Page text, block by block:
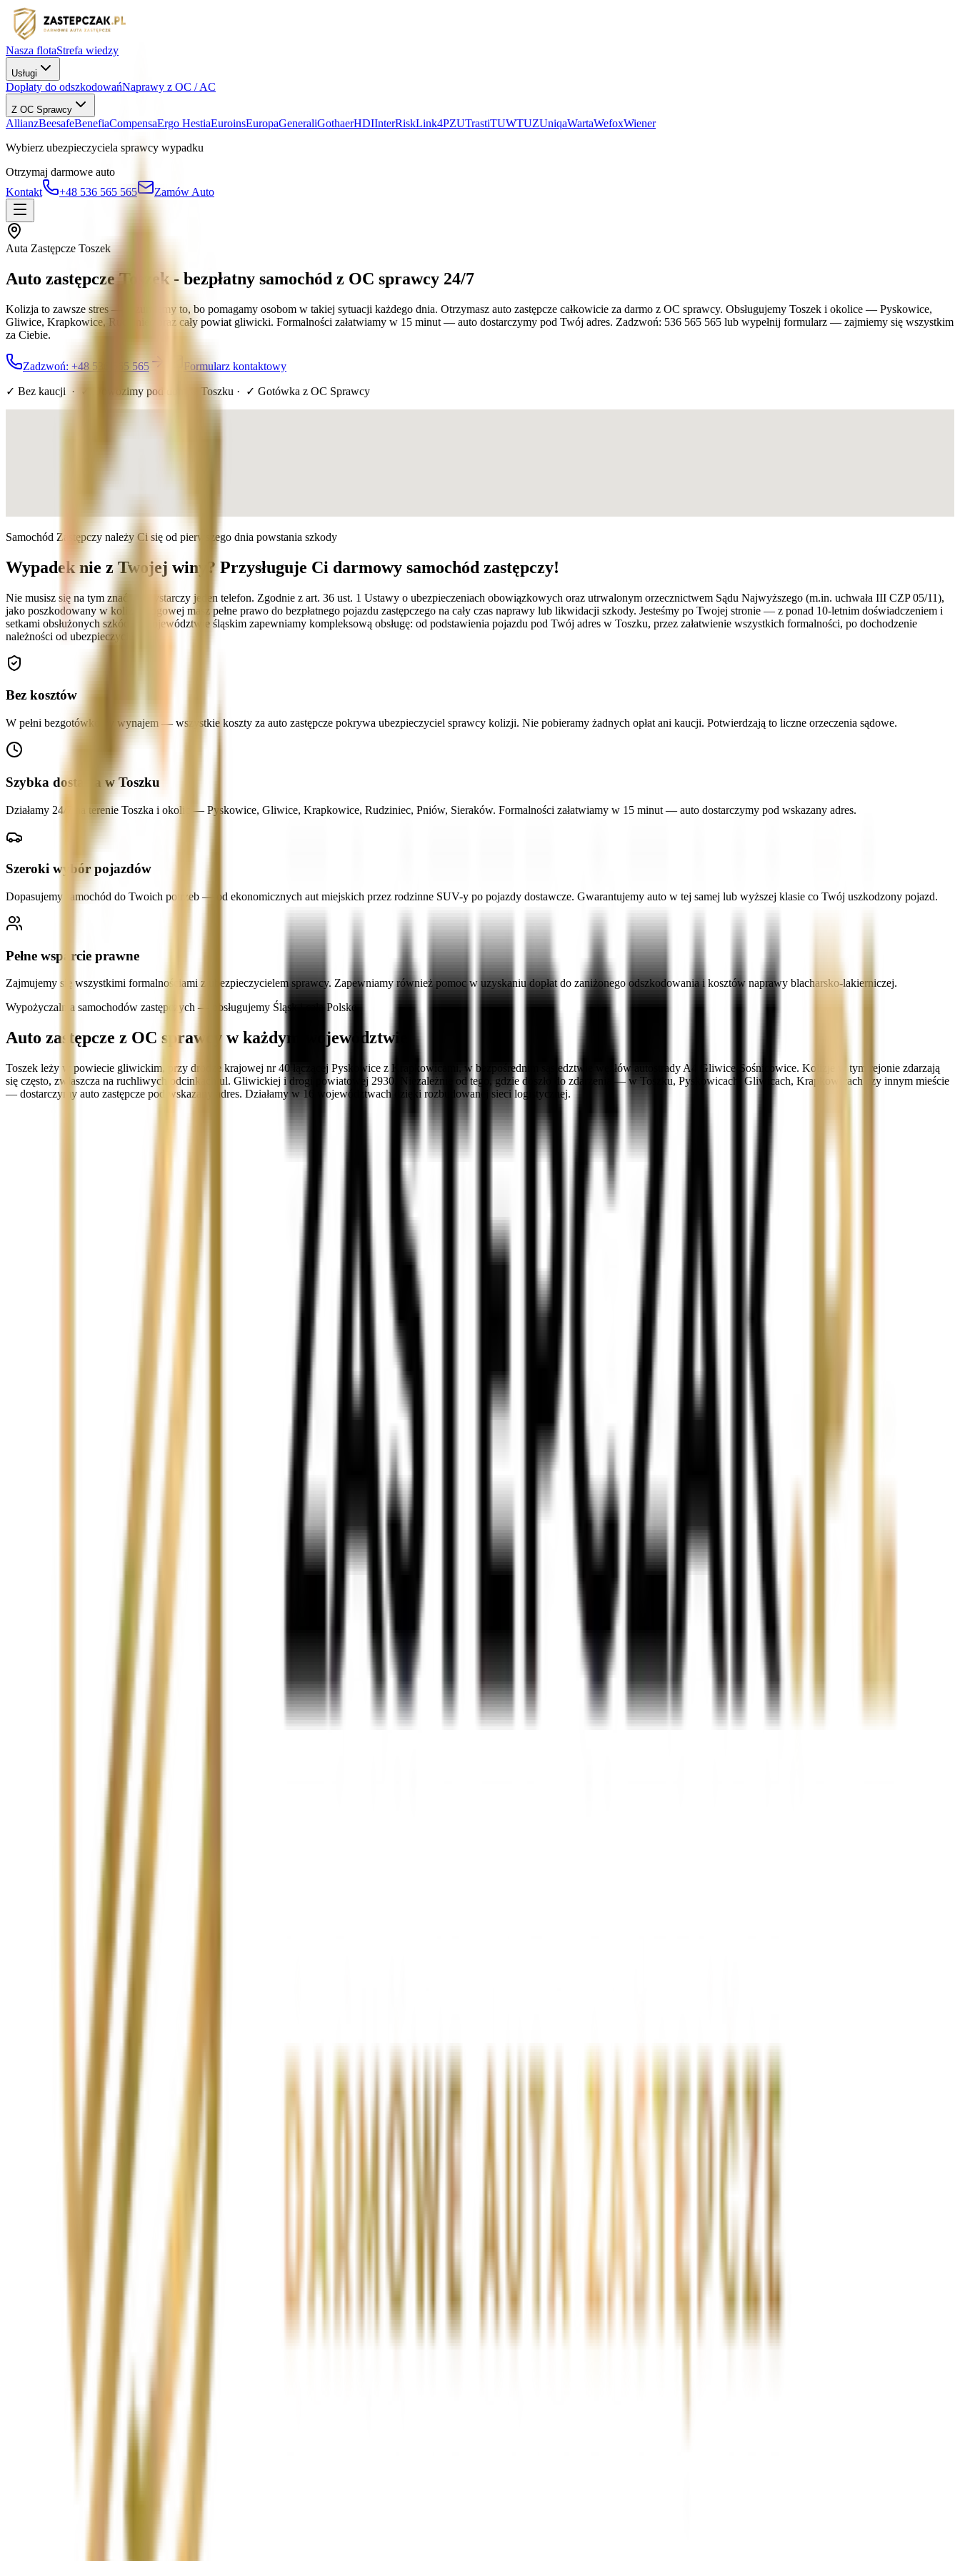
Nasza flotaStrefa wiedzy
Usługi
Dopłaty do odszkodowańNaprawy z OC / AC
Z OC Sprawcy
AllianzBeesafeBenefiaCompensaErgo HestiaEuroinsEuropaGeneraliGothaerHDIInterRiskLink4PZUTrastiTUWTUZUniqaWartaWefoxWiener
Wybierz ubezpieczyciela sprawcy wypadku
Otrzymaj darmowe auto
Kontakt
+48 536 565 565 Zamów Auto
Auta Zastępcze Toszek
Auto zastępcze Toszek - bezpłatny samochód z OC sprawcy 24/7
Kolizja to zawsze stres — rozumiemy to, bo pomagamy osobom w takiej sytuacji każdego dnia. Otrzymasz auto zastępcze całkowicie za darmo z OC sprawcy. Obsługujemy Toszek i okolice — Pyskowice,
Gliwice, Krapkowice, Rudziniec oraz cały powiat gliwicki. Formalności załatwiamy w 15 minut — auto dostarczymy pod Twój adres. Zadzwoń: 536 565 565 lub wypełnij formularz — zajmiemy się wszystkim
za Ciebie.
Zadzwoń: +48 536 565 565 Formularz kontaktowy
✓ Bez kaucji · ✓ Dowozimy pod dom w Toszku · ✓ Gotówka z OC Sprawcy
Samochód Zastępczy należy Ci się od pierwszego dnia powstania szkody
Wypadek nie z Twojej winy? Przysługuje Ci darmowy samochód zastępczy!
Nie musisz się na tym znać — wystarczy jeden telefon. Zgodnie z art. 36 ust. 1 Ustawy o ubezpieczeniach obowiązkowych oraz utrwalonym orzecznictwem Sądu Najwyższego (m.in. uchwała III CZP 05/11),
jako poszkodowany w kolizji drogowej masz pełne prawo do bezpłatnego pojazdu zastępczego na cały czas naprawy lub likwidacji szkody. Jesteśmy po Twojej stronie — z ponad 10-letnim doświadczeniem i
setkami obsłużonych szkód w województwie śląskim zapewniamy kompleksową obsługę: od podstawienia pojazdu pod Twój adres w Toszku, przez załatwienie wszystkich formalności, po dochodzenie
należności od ubezpieczyciela.
Bez kosztów
W pełni bezgotówkowy wynajem — wszystkie koszty za auto zastępcze pokrywa ubezpieczyciel sprawcy kolizji. Nie pobieramy żadnych opłat ani kaucji. Potwierdzają to liczne orzeczenia sądowe.
Szybka dostawa w Toszku
Działamy 24/7 na terenie Toszka i okolic — Pyskowice, Gliwice, Krapkowice, Rudziniec, Pniów, Sieraków. Formalności załatwiamy w 15 minut — auto dostarczymy pod wskazany adres.
Szeroki wybór pojazdów
Dopasujemy samochód do Twoich potrzeb — od ekonomicznych aut miejskich przez rodzinne SUV-y po pojazdy dostawcze. Gwarantujemy auto w tej samej lub wyższej klasie co Twój uszkodzony pojazd.
Pełne wsparcie prawne
Zajmujemy się wszystkimi formalnościami z ubezpieczycielem sprawcy. Zapewniamy również pomoc w uzyskaniu dopłat do zaniżonego odszkodowania i kosztów naprawy blacharsko-lakierniczej.
Wypożyczalnia samochodów zastępczych — obsługujemy Śląsk i całą Polskę
Auto zastępcze z OC sprawcy w każdym województwie
Toszek leży w powiecie gliwickim, przy drodze krajowej nr 40 łączącej Pyskowice z Krapkowicami, w bezpośrednim sąsiedztwie węzłów autostrady A4 Gliwice-Sośnicowice. Kolizje w tym rejonie zdarzają
się często, zwłaszcza na ruchliwych odcinkach ul. Gliwickiej i drogi powiatowej 2930. Niezależnie od tego, gdzie doszło do zdarzenia — w Toszku, Pyskowicach, Gliwicach, Krapkowicach czy innym mieście
— dostarczymy auto zastępcze pod wskazany adres. Działamy w 16 województwach dzięki rozbudowanej sieci logistycznej.